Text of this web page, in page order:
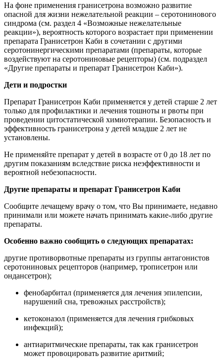
На фоне применения гранисетрона возможно развитие
опасной для жизни нежелательной реакции – серотонинового
синдрома (см. раздел 4 «Возможные нежелательные
реакции»), вероятность которого возрастает при применении
препарата Гранисетрон Каби в сочетании с другими
серотонинергическими препаратами (препараты, которые
воздействуют на серотониновые рецепторы) (см. подраздел
«Другие препараты и препарат Гранисетрон Каби»).
Дети и подростки
Препарат Гранисетрон Каби применяется у детей старше 2 лет
только для профилактики и лечения тошноты и рвоты при
проведении цитостатической химиотерапии. Безопасность и
эффективность гранисетрона у детей младше 2 лет не
установлены.
Не применяйте препарат у детей в возрасте от 0 до 18 лет по
другим показаниям вследствие риска неэффективности и
вероятной небезопасности.
Другие препараты и препарат Гранисетрон Каби
Сообщите лечащему врачу о том, что Вы принимаете, недавно
принимали или можете начать принимать какие-либо другие
препараты.
Особенно важно сообщить о следующих препаратах:
другие противорвотные препараты из группы антагонистов
серотониновых рецепторов (например, трописетрон или
ондансетрон);
фенобарбитал (применяется для лечения эпилепсии,
нарушений сна, тревожных расстройств);
кетоконазол (применяется для лечения грибковых
инфекций);
антиаритмические препараты, так как гранисетрон
может провоцировать развитие аритмий;